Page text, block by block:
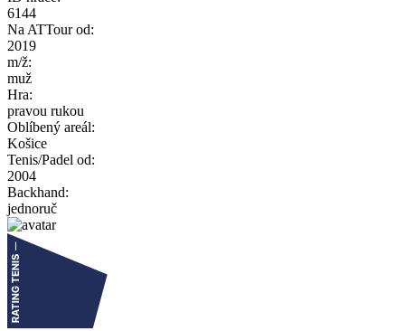
6144
Na ATTour od:
2019
m/ž:
muž
Hra:
pravou rukou
Oblíbený areál:
Košice
Tenis/Padel od:
2004
Backhand:
jednoruč